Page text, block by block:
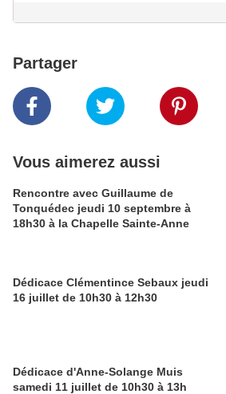
Partager
Vous aimerez aussi
Rencontre avec Guillaume de
Tonquédec jeudi 10 septembre à
18h30 à la Chapelle Sainte-Anne
Dédicace Clémentince Sebaux jeudi
16 juillet de 10h30 à 12h30
Dédicace d'Anne-Solange Muis
samedi 11 juillet de 10h30 à 13h